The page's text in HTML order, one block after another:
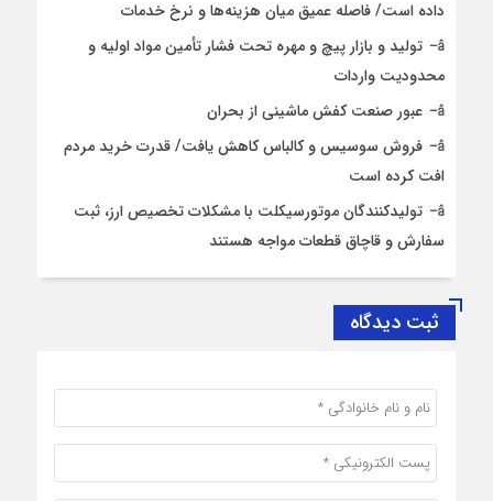
داده است/ فاصله عمیق میان هزینه‌ها و نرخ خدمات
تولید و بازار پیچ و مهره تحت فشار تأمین مواد اولیه و
محدودیت واردات
عبور صنعت کفش ماشینی از بحران
فروش سوسیس و کالباس کاهش یافت/ قدرت خرید مردم
افت کرده است
تولیدکنندگان موتورسیکلت با مشکلات تخصیص ارز، ثبت
سفارش و قاچاق قطعات مواجه هستند
ثبت دیدگاه